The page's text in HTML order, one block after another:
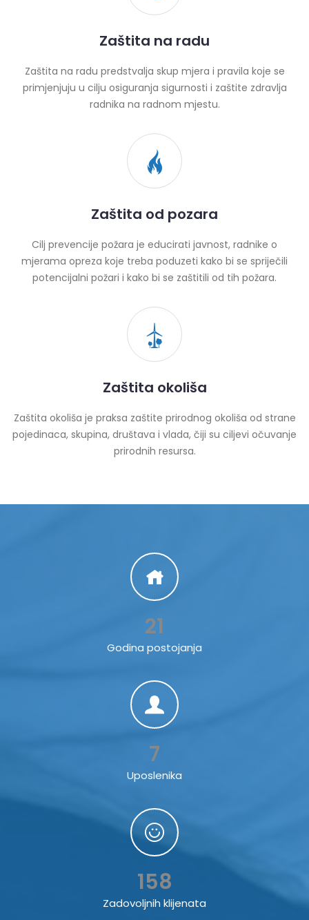
Zaštita na radu
Zaštita na radu predstvalja skup mjera i pravila koje se
primjenjuju u cilju osiguranja sigurnosti i zaštite zdravlja
radnika na radnom mjestu.
Zaštita od pozara
Cilj prevencije požara je educirati javnost, radnike o
mjerama opreza koje treba poduzeti kako bi se spriječili
potencijalni požari i kako bi se zaštitili od tih požara.
Zaštita okoliša
Zaštita okoliša je praksa zaštite prirodnog okoliša od strane
pojedinaca, skupina, društava i vlada, čiji su ciljevi očuvanje
prirodnih resursa.
21
Godina postojanja
7
Uposlenika
158
Zadovoljnih klijenata